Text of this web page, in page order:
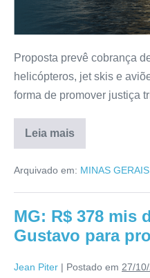
Proposta prevê cobrança
helicópteros, jet skis e
forma de promover justiça
Leia mais
Arquivado em: MINAS GERAIS
MG: R$ 378 mis
Gustavo para
Jean Piter | Postado em 27/